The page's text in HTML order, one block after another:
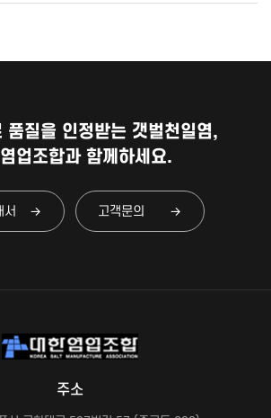
품질을 인정받는 갯벌천일염,
업조합과 함께하세요.
서 고객문의
주소